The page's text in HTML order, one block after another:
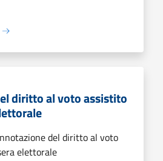
diritto al voto assistito
del diritto al voto
elettorale